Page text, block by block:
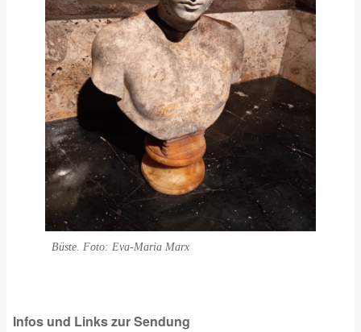
Büste. Foto: Eva-Maria Marx
Infos und Links zur Sendung